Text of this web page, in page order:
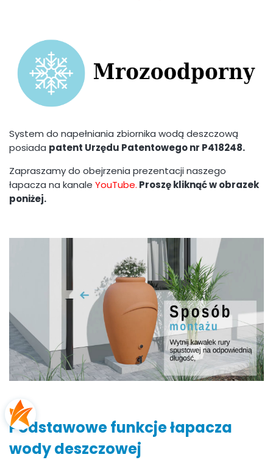
System do napełniania zbiornika wodą deszczową
posiada patent Urzędu Patentowego nr P418248.
Zapraszamy do obejrzenia prezentacji naszego
łapacza na kanale YouTube. Proszę kliknąć w obrazek
poniżej.
Podstawowe funkcje łapacza
wody deszczowej